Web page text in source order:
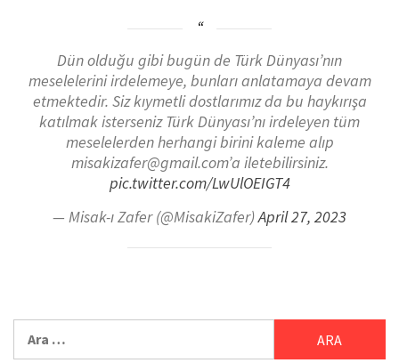
Dün olduğu gibi bugün de Türk Dünyası’nın
meselelerini irdelemeye, bunları anlatamaya devam
etmektedir. Siz kıymetli dostlarımız da bu haykırışa
katılmak isterseniz Türk Dünyası’nı irdeleyen tüm
meselelerden herhangi birini kaleme alıp
misakizafer@gmail.com’a iletebilirsiniz.
pic.twitter.com/LwUlOEIGT4
— Misak-ı Zafer (@MisakiZafer)April 27, 2023